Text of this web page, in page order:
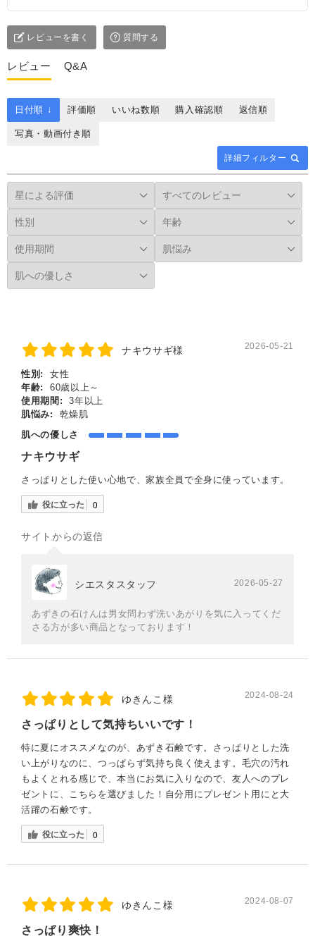
レビューを書く 質問する
レビュー Q&A
詳細フィルター
日付順 ↓ 評価順 いいね数順 購入確認順 返信順
写真・動画付き順
ナキウサギ様 2026-05-21
性別:
女性
年齢:
60歳以上～
使用期間:
3年以上
肌悩み:
乾燥肌
肌への優しさ
ナキウサギ
さっぱりとした使い心地で、家族全員で全身に使っています。
役に立った 0
サイトからの返信
シエスタスタッフ 2026-05-27
あずきの石けんは男女問わず洗いあがりを気に入ってくだ
さる方が多い商品となっております！
ゆきんこ様 2024-08-24
さっぱりとして気持ちいいです！
特に夏にオススメなのが、あずき石鹸です。さっぱりとした洗
い上がりなのに、つっぱらず気持ち良く使えます。毛穴の汚れ
もよくとれる感じで、本当にお気に入りなので、友人へのプレ
ゼントに、こちらを選びました！自分用にプレゼント用にと大
活躍の石鹸です。
役に立った 0
ゆきんこ様 2024-08-07
さっぱり爽快！